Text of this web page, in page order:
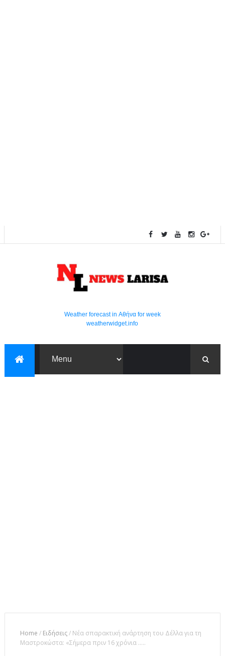
Weather forecast in Αθήνα for week
weatherwidget.info
Home / Ειδήσεις/ Νέα σπαρακτική ανάρτηση του Δέλλα για τη
Μαστροκώστα: «Σήμερα πριν 16 χρόνια .....